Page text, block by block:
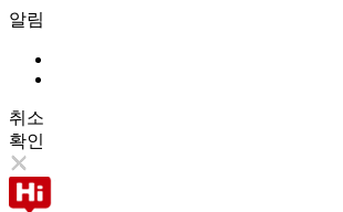
알림
취소
확인